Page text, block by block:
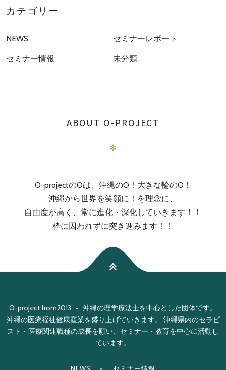
カテゴリー
NEWS セミナーレポート
セミナー情報 未分類
ABOUT O-PROJECT
✻
O-projectのOは、沖縄のO！大きな輪のO！
沖縄から世界を笑顔に！を理念に、
自由度が高く、常に進化・深化していきます！！
枠に囚われずに突き進みます！！
O-project from2013 • 沖縄の理学療法士を中心とした団体です。
沖縄の医療福祉健康産業を盛り上げていきます。 沖縄県内のセラピ
スト・医療関連職種の成長を願い、セミナー・教育を中心に活動し
ています。